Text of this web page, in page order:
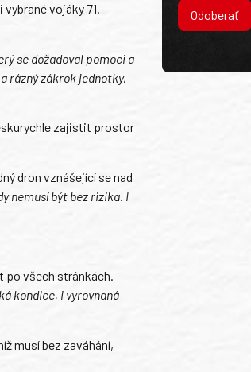
vojáky 71.
se dožadoval pomoci a
rázný zákrok jednotky,
zajistit prostor
dron vznášející se nad
nemusí být bez rizika. I
po všech stránkách.
kondice, i vyrovnaná
musí bez zaváhání,
Odoberať